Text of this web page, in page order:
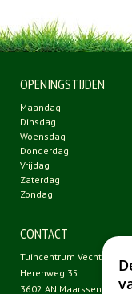
OPENINGSTIJDEN
Maandag
Dinsdag
Woensdag
Donderdag
Vrijdag
Zaterdag
Zondag
CONTACT
Tuincentrum Vechtweelde
Herenweg 35
3602 AN Maarssen